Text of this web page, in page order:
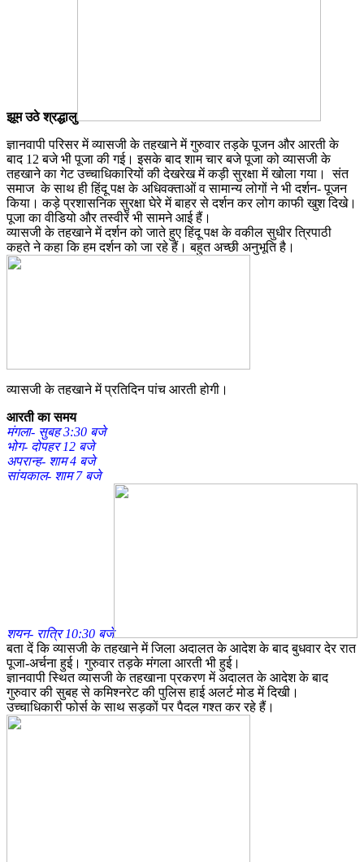
झूम उठे श्रद्धालु
ज्ञानवापी परिसर में व्यासजी के तहखाने में गुरुवार तड़के पूजन और आरती के
बाद 12 बजे भी पूजा की गई। इसके बाद शाम चार बजे पूजा को व्यासजी के
तहखाने का गेट उच्चाधिकारियों की देखरेख में कड़ी सुरक्षा में खोला गया। संत
समाज के साथ ही हिंदू पक्ष के अधिवक्ताओं व सामान्य लोगों ने भी दर्शन- पूजन
किया। कड़े प्रशासनिक सुरक्षा घेरे में बाहर से दर्शन कर लोग काफी खुश दिखे।
पूजा का वीडियो और तस्वीरें भी सामने आई हैं।
व्यासजी के तहखाने में दर्शन को जाते हुए हिंदू पक्ष के वकील सुधीर त्रिपाठी
कहते ने कहा कि हम दर्शन को जा रहे हैं। बहुत अच्छी अनुभूति है।
व्यासजी के तहखाने में प्रतिदिन पांच आरती होगी।
आरती का समय
मंगला- सुबह 3:30 बजे
भोग- दोपहर 12 बजे
अपरान्ह- शाम 4 बजे
सांयकाल- शाम 7 बजे
शयन- रात्रि 10:30 बजे
बता दें कि व्यासजी के तहखाने में जिला अदालत के आदेश के बाद बुधवार देर रात
पूजा-अर्चना हुई। गुरुवार तड़के मंगला आरती भी हुई।
ज्ञानवापी स्थित व्यासजी के तहखाना प्रकरण में अदालत के आदेश के बाद
गुरुवार की सुबह से कमिश्नरेट की पुलिस हाई अलर्ट मोड में दिखी।
उच्चाधिकारी फोर्स के साथ सड़कों पर पैदल गश्त कर रहे हैं।